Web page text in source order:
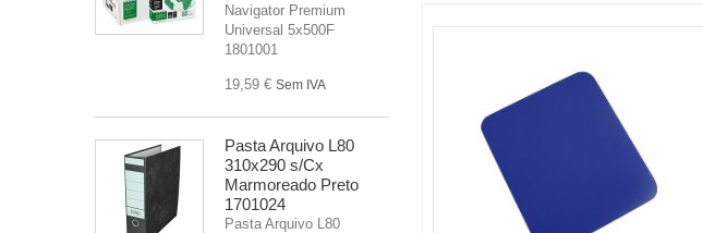
Navigator Premium
Universal 5x500F
1801001
19,59 € Sem IVA
Pasta Arquivo L80
310x290 s/Cx
Marmoreado Preto
1701024
Pasta Arquivo L80